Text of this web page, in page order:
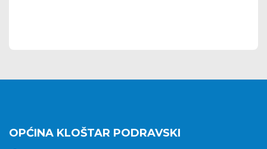
OPĆINA KLOŠTAR PODRAVSKI